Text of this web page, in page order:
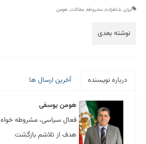
ایران, شاهزاده, مشروطه, مقالات, هومن
نوشته بعدی
درباره نویسنده آخرین ارسال ها
هومن یوسفی
فعال سیاسی، مشروطه خواه
هدف از تلاشم بازگشت